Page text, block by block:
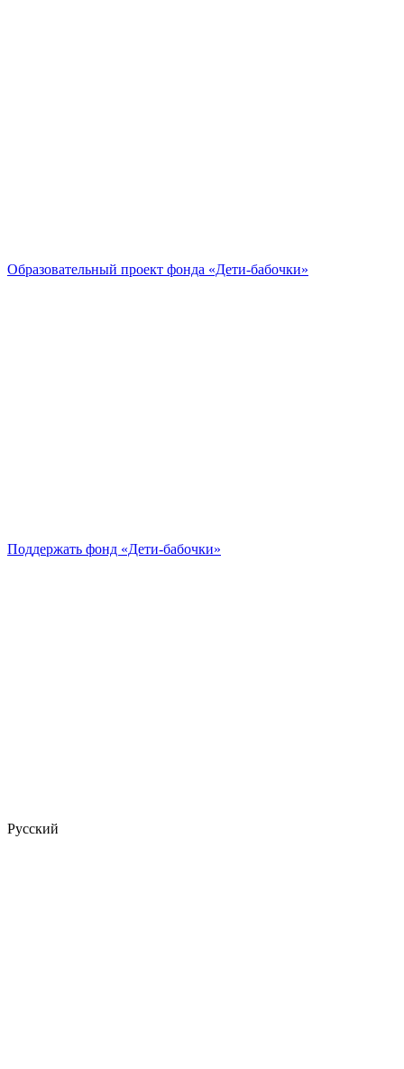
Образовательный проект фонда «Дети-бабочки»
Поддержать фонд «Дети-бабочки»
Русский